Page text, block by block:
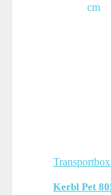
Kerbl Pet